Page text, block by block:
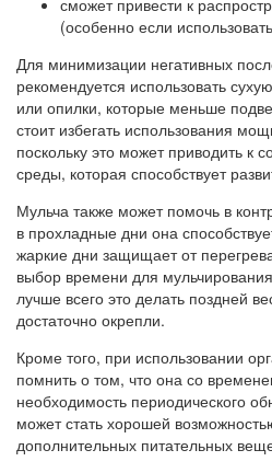
сможет привести к
(особенно если
Для минимизации негативных
рекомендуется использовать
или опилки, которые меньше
стоит избегать использования
поскольку это может приводить к
среды, которая способствует
Мульча также может помочь в
в прохладные дни она
жаркие дни защищает от
выбор времени для
лучше всего это делать поздней
достаточно окрепли.
Кроме того, при использовании
помнить о том, что она со
необходимость периодического
может стать хорошей
дополнительных питательных